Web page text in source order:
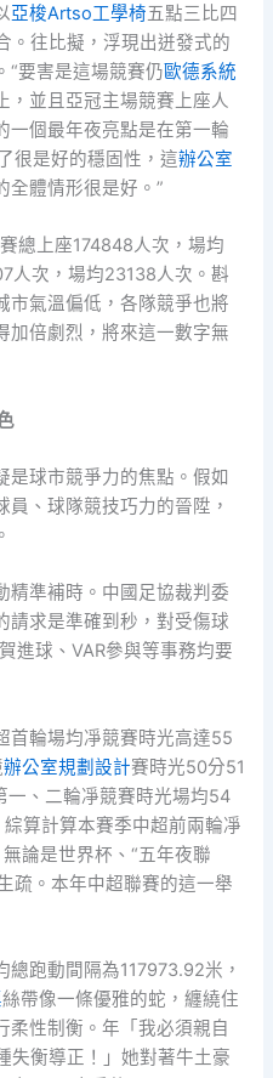
亞梭Artso工學椅五點三比四
。往比擬，浮現出迸發式的
“要害是這場競賽仍歐德系統
，並且亞冠主場競賽上座人
一個最年夜亮點是在第一輪
很是好的穩固性，這辦公室
全體情形很是好。”
總上座174848人次，場均
人次，場均23138人次。斟
市氣溫偏低，各隊競爭也將
加倍劇烈，將來這一數字無
是球市競爭力的焦點。假如
、球隊競技巧力的晉陞，
精準補時。中國足協裁判委
請求是準確到秒，對受傷球
進球、VAR參與等事務均要
首輪場均凈競賽時光高達55
辦公室規劃設計賽時光50分51
一、二輪凈競賽時光場均54
算計算本賽季中超前兩輪凈
論是世界杯、“五年夜聯
疏。本年中超聯賽的這一舉
跑動間隔為117973.92米，
絲帶像一條優雅的蛇，纏繞住
柔性制衡。年「我必須親自
失衡導正！」她對著牛土豪